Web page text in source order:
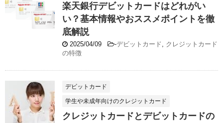
楽天銀行デビットカードはどれがい
い？基本情報やおススメポイントを徹
底解説
2025/04/09 -デビットカード
クレジットカード
の特徴
デビットカード
学生や未成年向けのクレジットカード
クレジットカードとデビットカードの